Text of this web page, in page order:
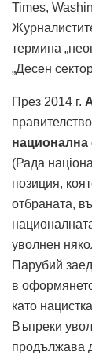
Times,
термина
„Десен
През 2014 г.
национална
(Рада
позиция,
отбраната,
уволнен
Парубий
в
като
Въпреки
продължава